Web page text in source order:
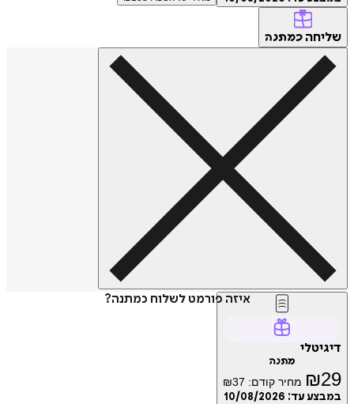
כמתנה
איזה פורמט לשלוח כמתנה?
₪ מחיר קודם: ₪37
עד:10/08/2026